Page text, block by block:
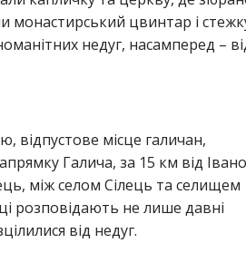
монастирський цвинтар і
недуг, насамперед –
відпустове місце галичан,
Галича, за 15 км від
між селом Сілець та селищем
розповідають не лише давні
від недуг.